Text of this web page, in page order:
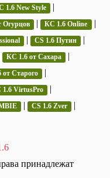
1.6 New Style |
Огурцов | КС 1.6 Online |
| CS 1.6 Путин |
КС 1.6 от Сахара |
от Старого |
VirtusPro |
| CS 1.6 Zver |
принадлежат